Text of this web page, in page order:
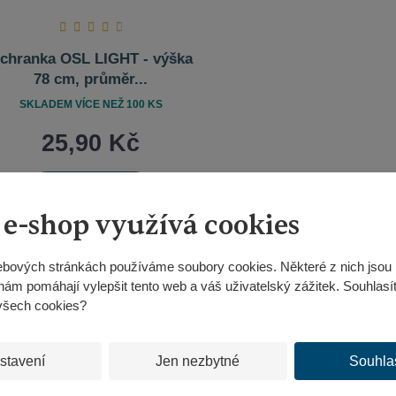
shop využívá cookies
stránkách používáme soubory cookies. Některé z nich jsou
pomáhají vylepšit tento web a váš uživatelský zážitek.
cookies?
Jen nezbytné
OSL LIGHT - výška
78 cm, průměr...
25,90 Kč
počet
množství
množství
SKLADEM VÍCE NEŽ 100 KS